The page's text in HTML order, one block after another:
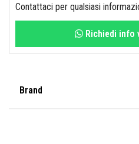
Contattaci per qualsiasi
Richiedi info
Brand
Femi